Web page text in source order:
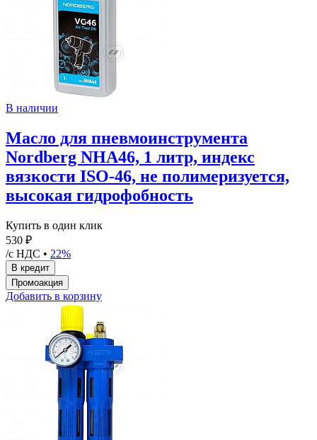
В наличии
Масло для пневмоинструмента
Nordberg NHA46, 1 литр, индекс
вязкости ISO-46, не полимеризуется,
высокая гидрофобность
Купить в один клик
530 ₽
/с НДС • 22%
Добавить в корзину